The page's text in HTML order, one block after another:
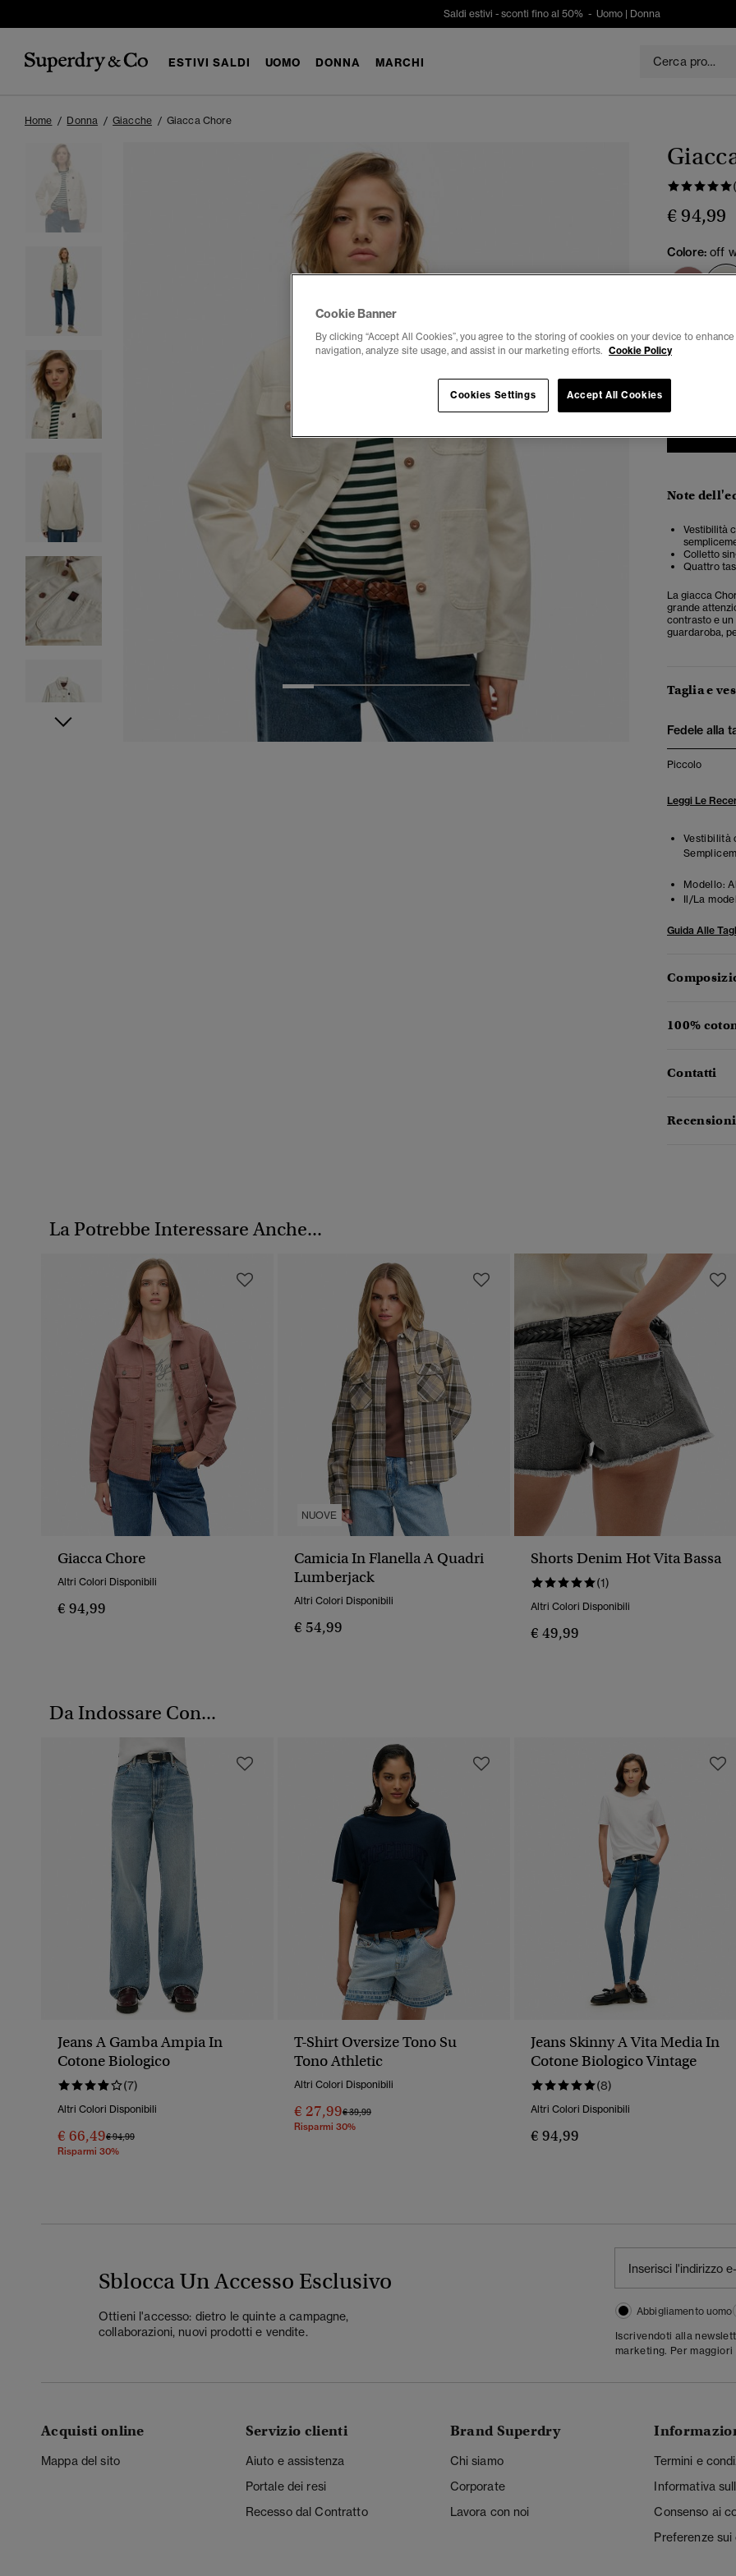
Saldi estivi - sconti fino al 50% - Uomo | Donna
ESTIVI SALDI UOMO DONNA MARCHI
Home Donna Giacche Giacca Chore
3
€ 94,99
Colore:off
Seleziona
Note
Vestibilità
Colletto
Quattro
La giacca
grande
contrasto e un
guardaroba,
Taglia e
Fedele alla
Piccolo
Leggi Le
Vestibilità
Modello:
Il/La
Guida Alle
100%
Contatti
La Potrebbe Interessare Anche...
Giacca Chore
Altri Colori Disponibili
€ 94,99
NUOVE
Camicia In Flanella A Quadri
Lumberjack
Altri Colori Disponibili
€ 54,99
Shorts Denim Hot Vita Bassa
(1)
Altri Colori Disponibili
€ 49,99
Da Indossare Con...
Jeans A Gamba Ampia In
Cotone Biologico
(7)
Altri Colori Disponibili
€ 66,49Prezzo Ridotto Da
€ 94,99A
Risparmi 30%
T-Shirt Oversize Tono Su
Tono Athletic
Altri Colori Disponibili
€ 27,99Prezzo Ridotto Da
€ 39,99A
Risparmi 30%
Jeans Skinny A Vita Media In
Cotone Biologico Vintage
(8)
Altri Colori Disponibili
€ 94,99
Sblocca Un Accesso Esclusivo
Ottieni l'accesso: dietro le quinte a campagne,
collaborazioni, nuovi prodotti e vendite.
Abbigliamento uomo
Iscrivendoti alla
marketing. Per
Acquisti online
Mappa del sito
Servizio clienti
Aiuto e assistenza
Portale dei resi
Recesso dal Contratto
Brand Superdry
Chi siamo
Corporate
Lavora con noi
Termini e
Informativa
Consenso ai
Preferenze
Cookie Banner
By clicking “Accept All Cookies”, you agree to the storing of cookies on your device to
navigation, analyze site usage, and assist in our marketing efforts. Cookie Policy
Cookies Settings Accept All Cookies